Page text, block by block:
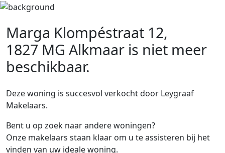
Marga Klompéstraat 12,
1827 MG Alkmaar is niet meer
beschikbaar.
Deze woning is succesvol verkocht door Leygraaf
Makelaars.
Bent u op zoek naar andere woningen?
Onze makelaars staan klaar om u te assisteren bij het
vinden van uw ideale woning.